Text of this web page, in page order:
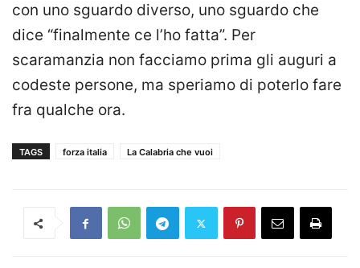
con uno sguardo diverso, uno sguardo che
dice “finalmente ce l’ho fatta”. Per
scaramanzia non facciamo prima gli auguri a
codeste persone, ma speriamo di poterlo fare
fra qualche ora.
TAGS forza italia La Calabria che vuoi